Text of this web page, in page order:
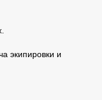
экипировки и